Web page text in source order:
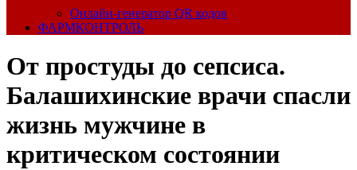
Онлайн-генератор QR кодов
ФАРМКОНТРОЛЬ
От простуды до сепсиса.
Балашихинские врачи спасли
жизнь мужчине в
критическом состоянии